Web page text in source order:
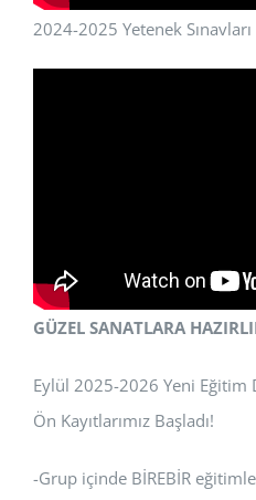
2024-2025 Yetenek Sınavları
GÜZEL SANATLARA
Eylül 2025-2026 Yeni Eğitim
Ön Kayıtlarımız Başladı!
-Grup içinde BİREBİR